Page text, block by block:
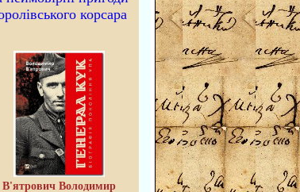
корсара
В'ятрович Володимир